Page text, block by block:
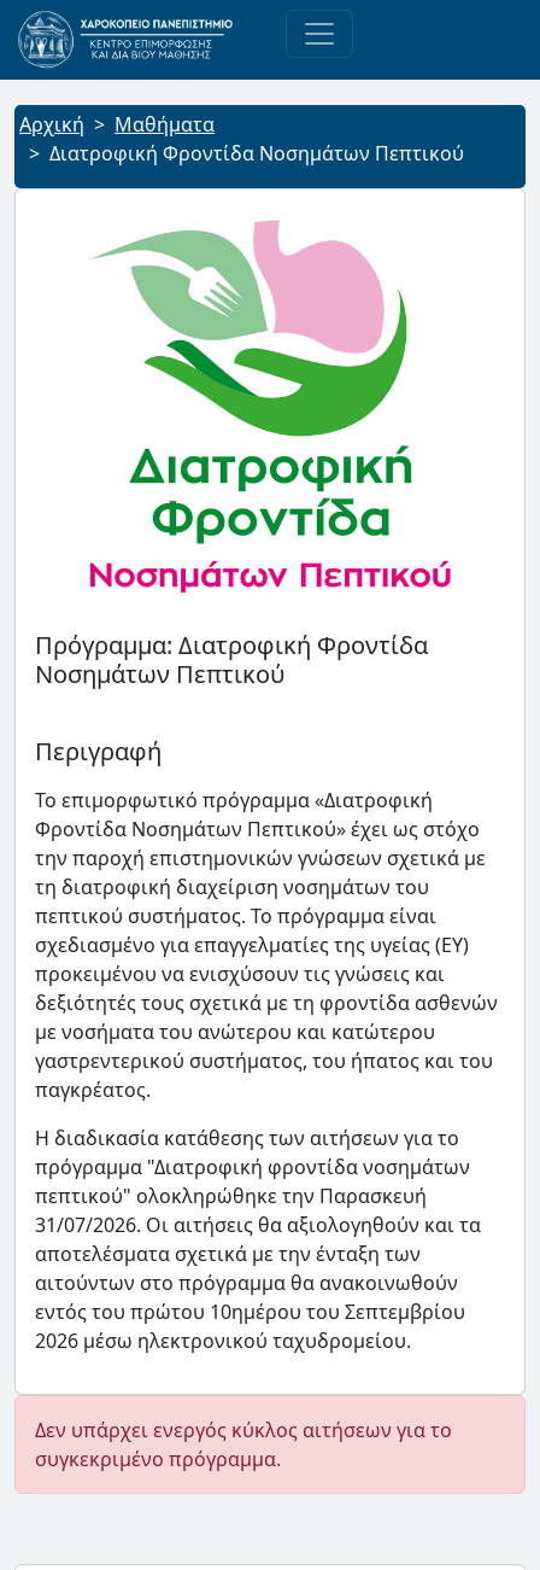
Αρχική
Μαθήματα
Διατροφική Φροντίδα Νοσημάτων Πεπτικού
Πρόγραμμα: Διατροφική Φροντίδα
Νοσημάτων Πεπτικού
Περιγραφή
Το επιμορφωτικό πρόγραμμα «Διατροφική
Φροντίδα Νοσημάτων Πεπτικού» έχει ως στόχο
την παροχή επιστημονικών γνώσεων σχετικά με
τη διατροφική διαχείριση νοσημάτων του
πεπτικού συστήματος. Το πρόγραμμα είναι
σχεδιασμένο για επαγγελματίες της υγείας (ΕΥ)
προκειμένου να ενισχύσουν τις γνώσεις και
δεξιότητές τους σχετικά με τη φροντίδα ασθενών
με νοσήματα του ανώτερου και κατώτερου
γαστρεντερικού συστήματος, του ήπατος και του
παγκρέατος.
Η διαδικασία κατάθεσης των αιτήσεων για το
πρόγραμμα "Διατροφική φροντίδα νοσημάτων
πεπτικού" ολοκληρώθηκε την Παρασκευή
31/07/2026. Οι αιτήσεις θα αξιολογηθούν και τα
αποτελέσματα σχετικά με την ένταξη των
αιτούντων στο πρόγραμμα θα ανακοινωθούν
εντός του πρώτου 10ημέρου του Σεπτεμβρίου
2026 μέσω ηλεκτρονικού ταχυδρομείου.
Δεν υπάρχει ενεργός κύκλος αιτήσεων για το
συγκεκριμένο πρόγραμμα.